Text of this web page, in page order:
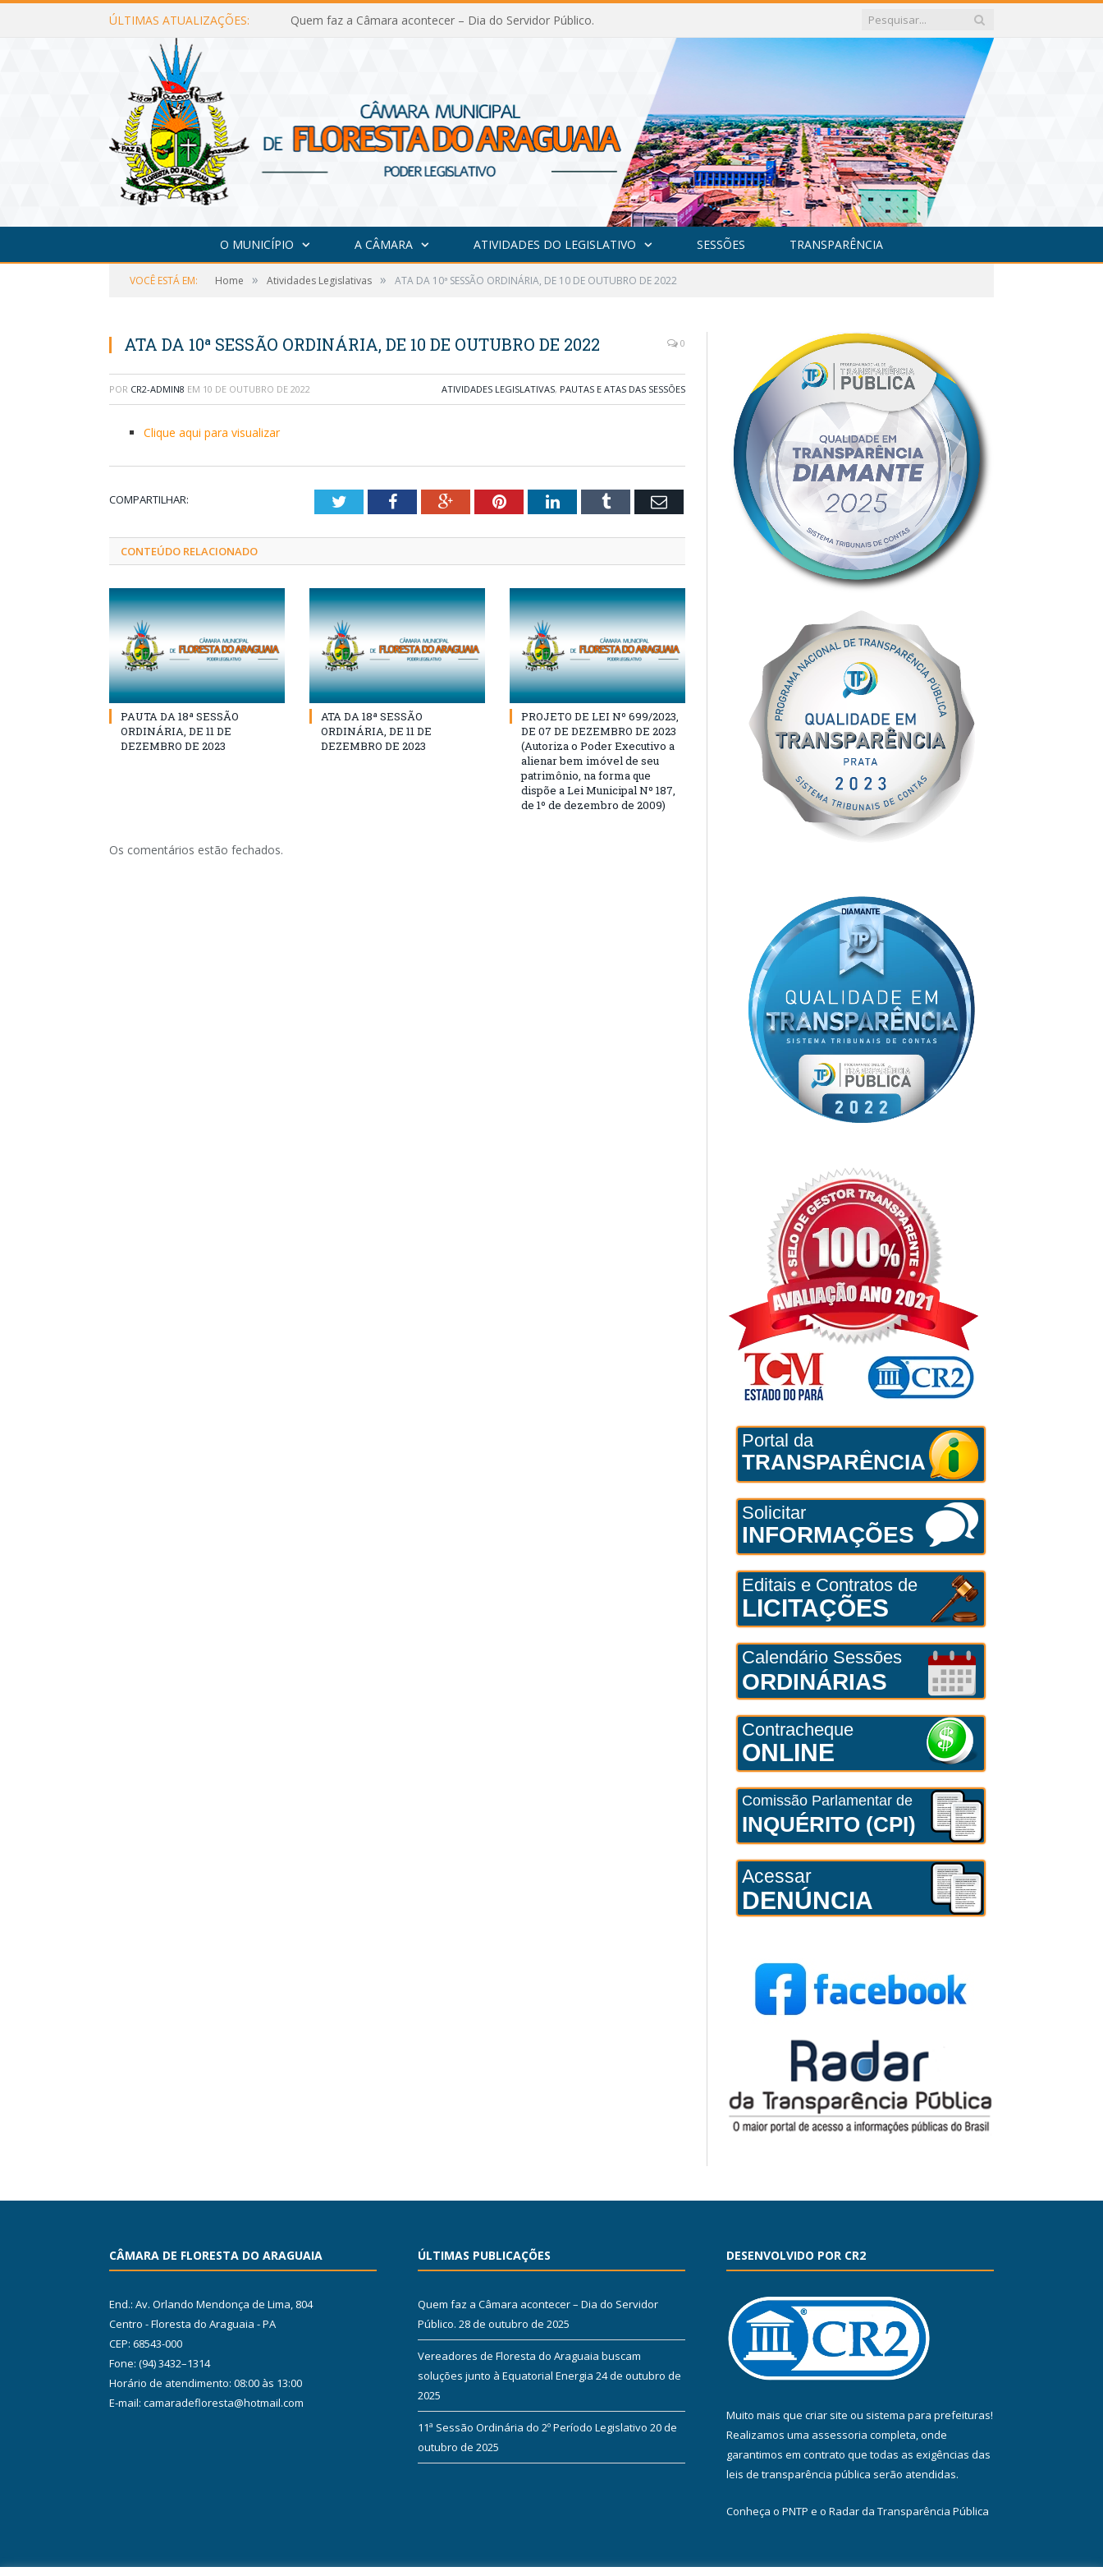
ÚLTIMAS ATUALIZAÇÕES: Quem faz a Câmara acontecer – Dia do Servidor Público.
O MUNICÍPIO A CÂMARA ATIVIDADES DO LEGISLATIVO SESSÕES TRANSPARÊNCIA
VOCÊ ESTÁ EM: Home » Atividades Legislativas » ATA DA 10ª SESSÃO ORDINÁRIA, DE 10 DE OUTUBRO DE 2022
ATA DA 10ª SESSÃO ORDINÁRIA, DE 10 DE OUTUBRO DE 2022 0
POR CR2-ADMIN8 EM 10 DE OUTUBRO DE 2022 ATIVIDADES LEGISLATIVAS, PAUTAS E ATAS DAS SESSÕES
Clique aqui para visualizar
COMPARTILHAR: TwitterFacebookGoogle+PinterestLinkedInTumblr Email
CONTEÚDO RELACIONADO
PAUTA DA 18ª SESSÃO
ORDINÁRIA, DE 11 DE
DEZEMBRO DE 2023
ATA DA 18ª SESSÃO
ORDINÁRIA, DE 11 DE
DEZEMBRO DE 2023
PROJETO DE LEI Nº 699/2023,
DE 07 DE DEZEMBRO DE 2023
(Autoriza o Poder Executivo a
alienar bem imóvel de seu
patrimônio, na forma que
dispõe a Lei Municipal Nº 187,
de 1º de dezembro de 2009)
Os comentários estão fechados.
Portal da
TRANSPARÊNCIA
Solicitar
INFORMAÇÕES
Editais e Contratos de
LICITAÇÕES
Calendário Sessões
ORDINÁRIAS
Contracheque
ONLINE
Comissão Parlamentar de
INQUÉRITO (CPI)
Acessar
DENÚNCIA
CÂMARA DE FLORESTA DO ARAGUAIA
End.: Av. Orlando Mendonça de Lima, 804
Centro - Floresta do Araguaia - PA
CEP: 68543-000
Fone: (94) 3432–1314
Horário de atendimento: 08:00 às 13:00
E-mail: camaradefloresta@hotmail.com
ÚLTIMAS PUBLICAÇÕES
Quem faz a Câmara acontecer – Dia do Servidor
Público. 28 de outubro de 2025
Vereadores de Floresta do Araguaia buscam
soluções junto à Equatorial Energia 24 de outubro de
2025
11ª Sessão Ordinária do 2º Período Legislativo 20 de
outubro de 2025
DESENVOLVIDO POR CR2
Muito mais que criar site ou sistema para prefeituras!
Realizamos uma assessoria completa, onde
garantimos em contrato que todas as exigências das
leis de transparência pública serão atendidas.
Conheça o PNTP e o Radar da Transparência Pública